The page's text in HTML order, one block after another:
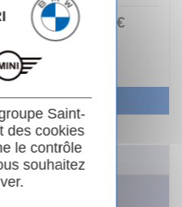
ou376 €
/ mois
Saint-
des cookies
le contrôle
souhaitez